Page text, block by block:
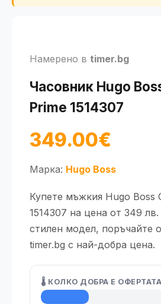
Намерено в timer.bg
Часовник Hugo
Prime 1514307
349.00€
Марка: Hugo Boss
Купете мъжкия Hugo Boss
1514307 на цена от 349
стилен модел, поръчайте
timer.bg с най-добра цена.
🌡️ КОЛКО ДОБРА Е ОФЕРТАТА